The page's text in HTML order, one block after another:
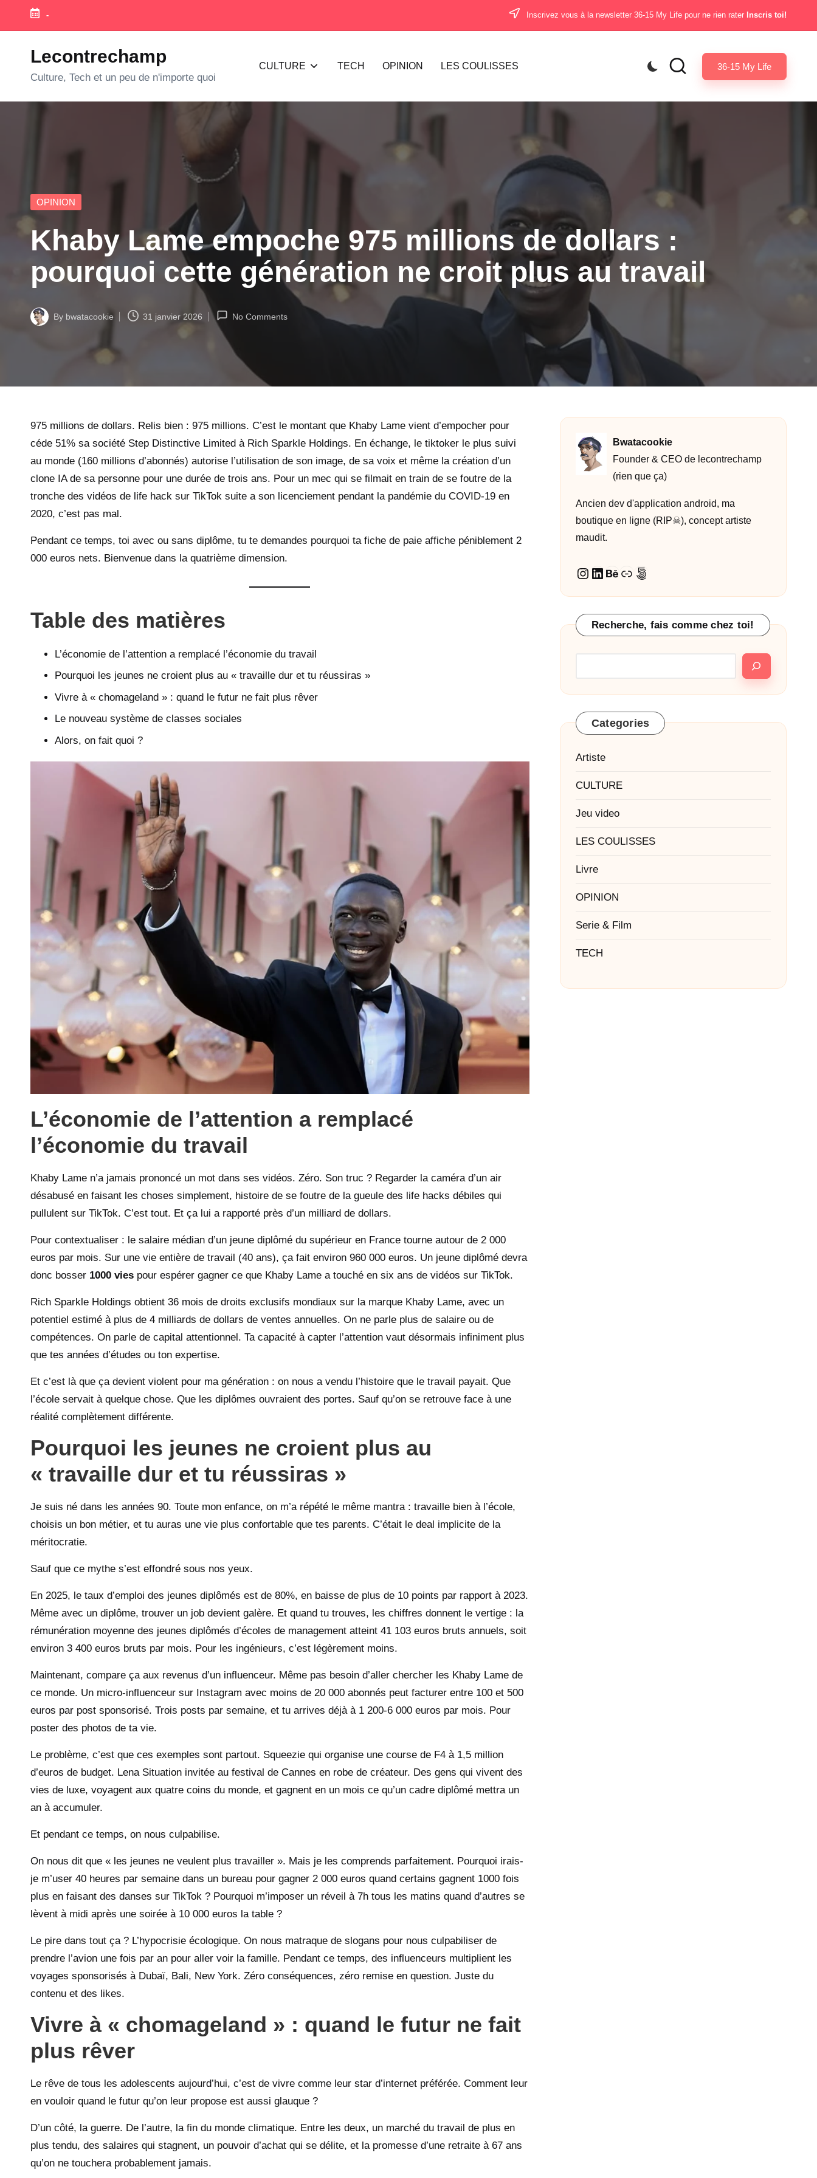
Skip
- Inscrivez vous à la newsletter 36-15 My Life pour ne rien rater Inscris toi!
Lecontrechamp
Culture, Tech et un peu de n'importe quoi
CULTURE TECH OPINION LES COULISSES 36-15 My Life
Posted
in
OPINION
Khaby Lame empoche 975 millions de dollars :
pourquoi cette génération ne croit plus au travail
Posted
By bwatacookie 31 janvier 2026 No Comments
975 millions de dollars. Relis bien : 975 millions. C’est le montant que Khaby Lame vient d’empocher pour
céde 51% sa société Step Distinctive Limited à Rich Sparkle Holdings. En échange, le tiktoker le plus suivi
au monde (160 millions d’abonnés) autorise l’utilisation de son image, de sa voix et même la création d’un
clone IA de sa personne pour une durée de trois ans. Pour un mec qui se filmait en train de se foutre de la
tronche des vidéos de life hack sur TikTok suite a son licenciement pendant la pandémie du COVID-19 en
2020, c’est pas mal.
Pendant ce temps, toi avec ou sans diplôme, tu te demandes pourquoi ta fiche de paie affiche péniblement 2
000 euros nets. Bienvenue dans la quatrième dimension.
Table des matières
L’économie de l’attention a remplacé l’économie du travail
Pourquoi les jeunes ne croient plus au « travaille dur et tu réussiras »
Vivre à « chomageland » : quand le futur ne fait plus rêver
Le nouveau système de classes sociales
Alors, on fait quoi ?
L’économie de l’attention a remplacé
l’économie du travail
Khaby Lame n’a jamais prononcé un mot dans ses vidéos. Zéro. Son truc ? Regarder la caméra d’un air
désabusé en faisant les choses simplement, histoire de se foutre de la gueule des life hacks débiles qui
pullulent sur TikTok. C’est tout. Et ça lui a rapporté près d’un milliard de dollars.
Pour contextualiser : le salaire médian d’un jeune diplômé du supérieur en France tourne autour de 2 000
euros par mois. Sur une vie entière de travail (40 ans), ça fait environ 960 000 euros. Un jeune diplômé devra
donc bosser 1000 vies pour espérer gagner ce que Khaby Lame a touché en six ans de vidéos sur TikTok.
Rich Sparkle Holdings obtient 36 mois de droits exclusifs mondiaux sur la marque Khaby Lame, avec un
potentiel estimé à plus de 4 milliards de dollars de ventes annuelles. On ne parle plus de salaire ou de
compétences. On parle de capital attentionnel. Ta capacité à capter l’attention vaut désormais infiniment plus
que tes années d’études ou ton expertise.
Et c’est là que ça devient violent pour ma génération : on nous a vendu l’histoire que le travail payait. Que
l’école servait à quelque chose. Que les diplômes ouvraient des portes. Sauf qu’on se retrouve face à une
réalité complètement différente.
Pourquoi les jeunes ne croient plus au
« travaille dur et tu réussiras »
Je suis né dans les années 90. Toute mon enfance, on m’a répété le même mantra : travaille bien à l’école,
choisis un bon métier, et tu auras une vie plus confortable que tes parents. C’était le deal implicite de la
méritocratie.
Sauf que ce mythe s’est effondré sous nos yeux.
En 2025, le taux d’emploi des jeunes diplômés est de 80%, en baisse de plus de 10 points par rapport à 2023.
Même avec un diplôme, trouver un job devient galère. Et quand tu trouves, les chiffres donnent le vertige : la
rémunération moyenne des jeunes diplômés d’écoles de management atteint 41 103 euros bruts annuels, soit
environ 3 400 euros bruts par mois. Pour les ingénieurs, c’est légèrement moins.
Maintenant, compare ça aux revenus d’un influenceur. Même pas besoin d’aller chercher les Khaby Lame de
ce monde. Un micro-influenceur sur Instagram avec moins de 20 000 abonnés peut facturer entre 100 et 500
euros par post sponsorisé. Trois posts par semaine, et tu arrives déjà à 1 200-6 000 euros par mois. Pour
poster des photos de ta vie.
Le problème, c’est que ces exemples sont partout. Squeezie qui organise une course de F4 à 1,5 million
d’euros de budget. Lena Situation invitée au festival de Cannes en robe de créateur. Des gens qui vivent des
vies de luxe, voyagent aux quatre coins du monde, et gagnent en un mois ce qu’un cadre diplômé mettra un
an à accumuler.
Et pendant ce temps, on nous culpabilise.
On nous dit que « les jeunes ne veulent plus travailler ». Mais je les comprends parfaitement. Pourquoi irais-
je m’user 40 heures par semaine dans un bureau pour gagner 2 000 euros quand certains gagnent 1000 fois
plus en faisant des danses sur TikTok ? Pourquoi m’imposer un réveil à 7h tous les matins quand d’autres se
lèvent à midi après une soirée à 10 000 euros la table ?
Le pire dans tout ça ? L’hypocrisie écologique. On nous matraque de slogans pour nous culpabiliser de
prendre l’avion une fois par an pour aller voir la famille. Pendant ce temps, des influenceurs multiplient les
voyages sponsorisés à Dubaï, Bali, New York. Zéro conséquences, zéro remise en question. Juste du
contenu et des likes.
Vivre à « chomageland » : quand le futur ne fait
plus rêver
Le rêve de tous les adolescents aujourd’hui, c’est de vivre comme leur star d’internet préférée. Comment leur
en vouloir quand le futur qu’on leur propose est aussi glauque ?
D’un côté, la guerre. De l’autre, la fin du monde climatique. Entre les deux, un marché du travail de plus en
plus tendu, des salaires qui stagnent, un pouvoir d’achat qui se délite, et la promesse d’une retraite à 67 ans
qu’on ne touchera probablement jamais.
Bwatacookie
Founder & CEO de lecontrechamp
(rien que ça)
Ancien dev d'application android, ma
boutique en ligne (RIP☠︎︎), concept artiste
maudit.
Instagram
LinkedIn
Behance
Lien500px
Recherche, fais comme chez toi!
Categories
Artiste
CULTURE
Jeu video
LES COULISSES
Livre
OPINION
Serie & Film
TECH